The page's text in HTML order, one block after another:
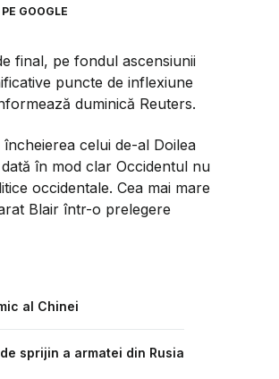
GOOGLE
final, pe fondul ascensiunii
puncte de inflexiune
duminică Reuters.
celui de-al Doilea
în mod clar Occidentul nu
occidentale. Cea mai mare
Blair într-o prelegere
al Chinei
sprijin a armatei din Rusia